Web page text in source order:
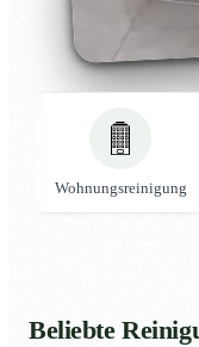
Wohnungsreinigung
Beliebte